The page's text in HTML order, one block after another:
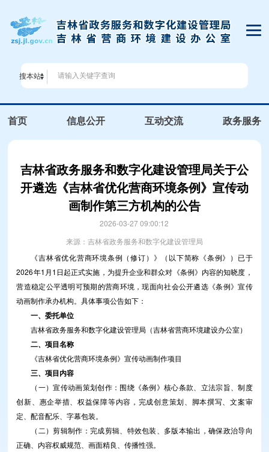
搜本站
首页 信息公开 互动交流 政务服务
吉林省政务服务和数字化建设管理局关于公
开遴选《吉林省优化营商环境条例》宣传动
画制作第三方机构的公告
2026-03-27 09:00:12
来源：吉林省政务服务和数字化建设管理局
《吉林省优化营商环境条例（修订）》（以下简称《条例》）已于
2026年1月1日起正式实施，为提升企业和群众对《条例》内容的知晓度，
营造稳定公平透明可预期的营商环境，现面向社会公开遴选《条例》宣传
动画制作承办机构。具体事项公告如下：
一、委托单位
吉林省政务服务和数字化建设管理局（吉林省营商环境建设办公室）
二、项目名称
《吉林省优化营商环境条例》宣传动画制作项目
三、项目内容
（一）宣传动画策划创作：围绕《条例》核心条款、立法宗旨、制度
创新、惠企举措、权益保障等内容，完成创意策划、脚本撰写、文案审
定、配音配乐、字幕包装。
（二）剪辑制作：完成剪辑、特效包装、多版本输出，确保政治导向
正确、内容权威规范、画面精良、传播性强。